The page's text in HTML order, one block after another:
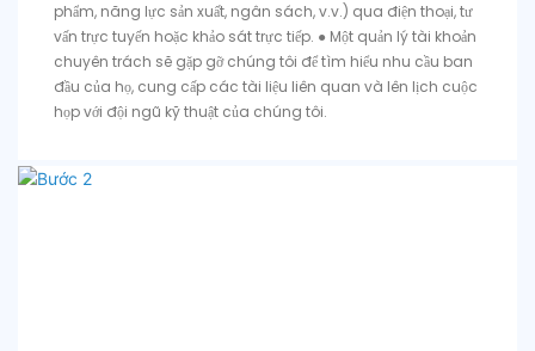
phẩm, năng lực sản xuất, ngân sách, v.v.) qua điện thoại, tư
vấn trực tuyến hoặc khảo sát trực tiếp. ● Một quản lý tài khoản
chuyên trách sẽ gặp gỡ chúng tôi để tìm hiểu nhu cầu ban
đầu của họ, cung cấp các tài liệu liên quan và lên lịch cuộc
họp với đội ngũ kỹ thuật của chúng tôi.